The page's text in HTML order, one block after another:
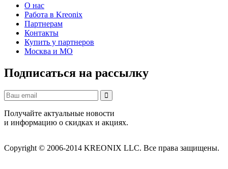
О нас
Работа в Kreonix
Партнерам
Контакты
Купить у партнеров
Москва и МО
Подписаться на рассылку
Получайте актуальные новости
и информацию о скидках и акциях.
Copyright © 2006-2014 KREONIX LLC. Все права защищены.